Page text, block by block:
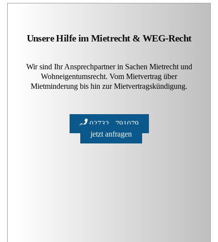
Unsere Hilfe im Mietrecht & WEG-Recht
Wir sind Ihr Ansprechpartner in Sachen Mietrecht und
Wohneigentumsrecht. Vom Mietvertrag über
Mietminderung bis hin zur Mietvertragskündigung.
02732 - 791079
jetzt anfragen